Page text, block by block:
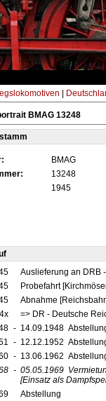
BMAG 13248
BMAG
13248
1945
Auslieferung an DRB
Probefahrt
Abnahme
=> DR - Deutsche
- 14.09.1948
- 12.12.1952
- 13.06.1962
- 05.05.1969
[Einsatz als
Abstellung